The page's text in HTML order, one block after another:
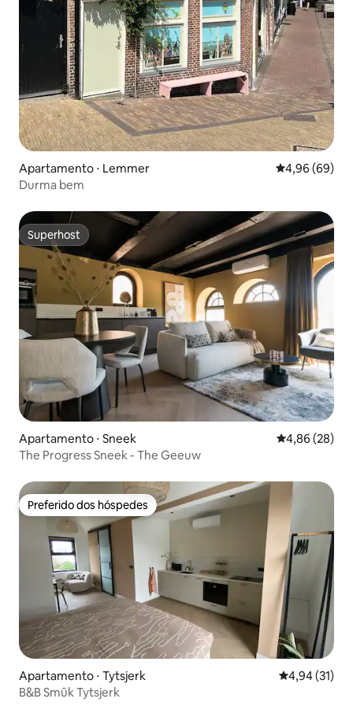
Apartamento ⋅ Lemmer 4,96 de uma
4,96 (69)
Durma bem
Superhost
Superhost
Apartamento ⋅ Sneek 4,86 de uma
4,86 (28)
The Progress Sneek - The Geeuw
Preferido dos hóspedes
Preferido dos hóspedes
Apartamento ⋅ Tytsjerk 4,94 de uma
4,94 (31)
B&B Smûk Tytsjerk